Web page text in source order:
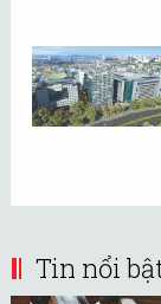
Tin nổi